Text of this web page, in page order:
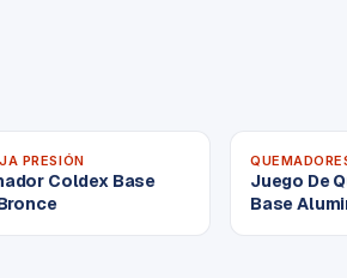
PRESIÓN
Coldex Base
Juego De
Base